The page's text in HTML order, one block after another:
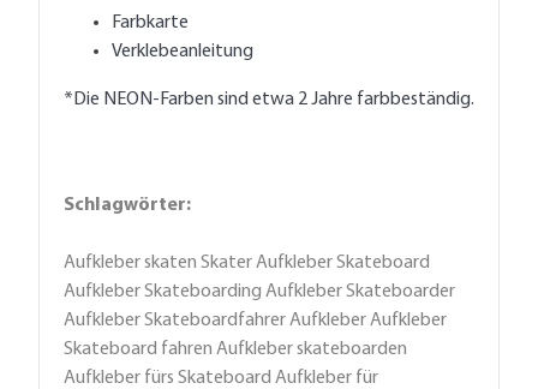
Farbkarte
Verklebeanleitung
*Die NEON-Farben sind etwa 2 Jahre farbbeständig.
Schlagwörter:
Aufkleber skaten Skater Aufkleber Skateboard
Aufkleber Skateboarding Aufkleber Skateboarder
Aufkleber Skateboardfahrer Aufkleber Aufkleber
Skateboard fahren Aufkleber skateboarden
Aufkleber fürs Skateboard Aufkleber für